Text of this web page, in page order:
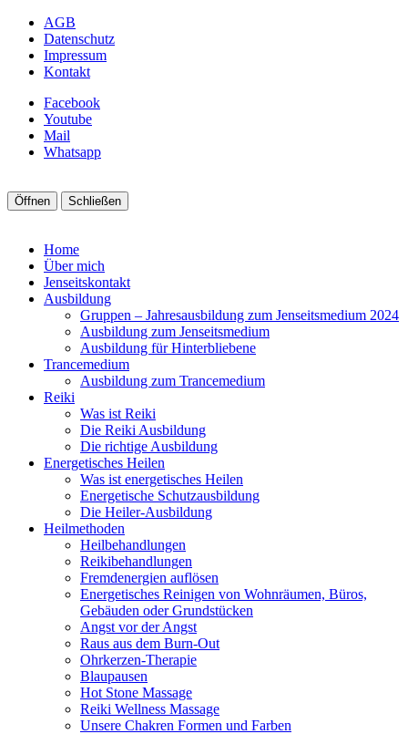
AGB
Datenschutz
Impressum
Kontakt
Facebook
Youtube
Mail
Whatsapp
Öffnen Schließen
Home
Über mich
Jenseitskontakt
Ausbildung
Gruppen – Jahresausbildung zum Jenseitsmedium 2024
Ausbildung zum Jenseitsmedium
Ausbildung für Hinterbliebene
Trancemedium
Ausbildung zum Trancemedium
Reiki
Was ist Reiki
Die Reiki Ausbildung
Die richtige Ausbildung
Energetisches Heilen
Was ist energetisches Heilen
Energetische Schutzausbildung
Die Heiler-Ausbildung
Heilmethoden
Heilbehandlungen
Reikibehandlungen
Fremdenergien auflösen
Energetisches Reinigen von Wohnräumen, Büros,
Gebäuden oder Grundstücken
Angst vor der Angst
Raus aus dem Burn-Out
Ohrkerzen-Therapie
Blaupausen
Hot Stone Massage
Reiki Wellness Massage
Unsere Chakren Formen und Farben